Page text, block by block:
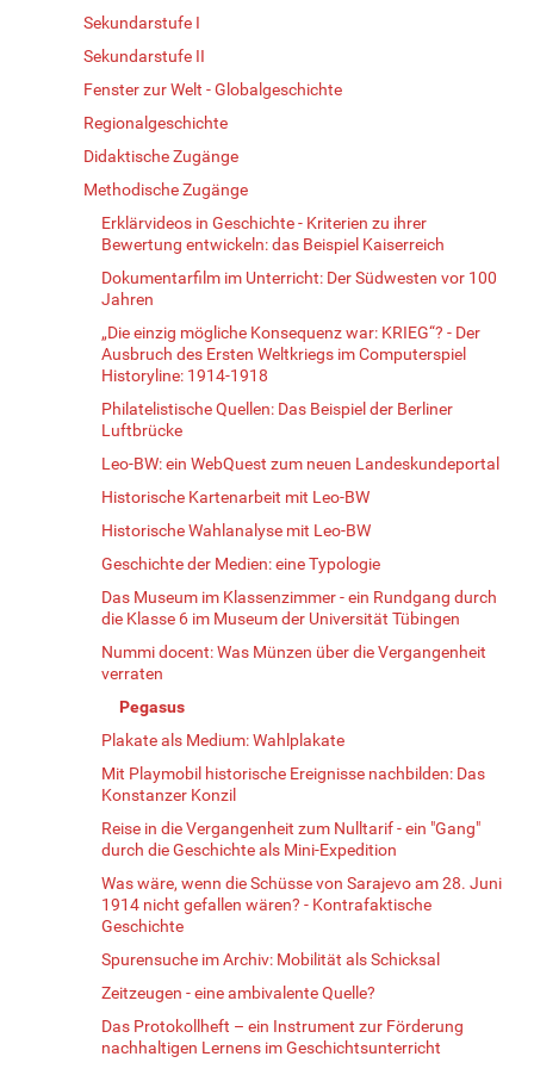
Sekundarstufe I
Sekundarstufe II
Fenster zur Welt - Globalgeschichte
Regionalgeschichte
Didaktische Zugänge
Methodische Zugänge
Erklärvideos in Geschichte - Kriterien zu ihrer
Bewertung entwickeln: das Beispiel Kaiserreich
Dokumentarfilm im Unterricht: Der Südwesten vor 100
Jahren
„Die einzig mögliche Konsequenz war: KRIEG“? - Der
Ausbruch des Ersten Weltkriegs im Computerspiel
Historyline: 1914-1918
Philatelistische Quellen: Das Beispiel der Berliner
Luftbrücke
Leo-BW: ein WebQuest zum neuen Landeskundeportal
Historische Kartenarbeit mit Leo-BW
Historische Wahlanalyse mit Leo-BW
Geschichte der Medien: eine Typologie
Das Museum im Klassenzimmer - ein Rundgang durch
die Klasse 6 im Museum der Universität Tübingen
Nummi docent: Was Münzen über die Vergangenheit
verraten
Pegasus
Plakate als Medium: Wahlplakate
Mit Playmobil historische Ereignisse nachbilden: Das
Konstanzer Konzil
Reise in die Vergangenheit zum Nulltarif - ein "Gang"
durch die Geschichte als Mini-Expedition
Was wäre, wenn die Schüsse von Sarajevo am 28. Juni
1914 nicht gefallen wären? - Kontrafaktische
Geschichte
Spurensuche im Archiv: Mobilität als Schicksal
Zeitzeugen - eine ambivalente Quelle?
Das Protokollheft – ein Instrument zur Förderung
nachhaltigen Lernens im Geschichtsunterricht